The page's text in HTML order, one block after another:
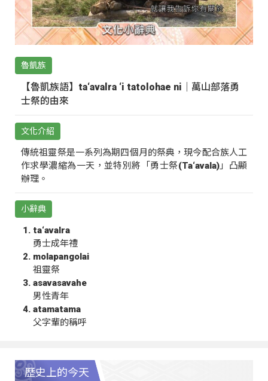
魯凱族
【魯凱族語】ta‘avalra ‘i tatolohae ni｜萬山部落勇
士祭的由來
文化介紹
傳統祖靈祭是一系列為期四個月的祭典，現今配合族人工
作求學濃縮為一天，並特別將「勇士祭(Ta‘avala)」凸顯
辦理。
小辭典
ta‘avalra
勇士成年禮
molapangolai
祖靈祭
asavasavahe
男性青年
atamatama
父字輩的稱呼
歷史上的今天